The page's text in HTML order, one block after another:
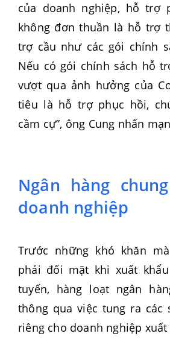
của doanh nghiệp, hỗ trợ
không đơn thuần là hỗ trợ
trợ cầu như các gói chính
Nếu có gói chính sách hỗ
vượt qua ảnh hưởng của
tiêu là hỗ trợ phục hồi,
cầm cự”, ông Cung nhấn
Ngân hàng
doanh nghiệp
Trước những khó khăn
phải đối mặt khi xuất
tuyến, hàng loạt ngân
thông qua việc tung ra các
riêng cho doanh nghiệp xuất